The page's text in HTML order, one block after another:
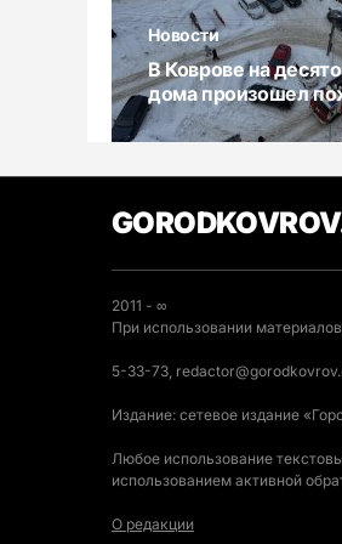
Новости
В Коврове на
дома произошел
2011 - ∞
При использовании
5-33-73,
Издание: сетевое издание
Любое использование
использованием активной
О редакции